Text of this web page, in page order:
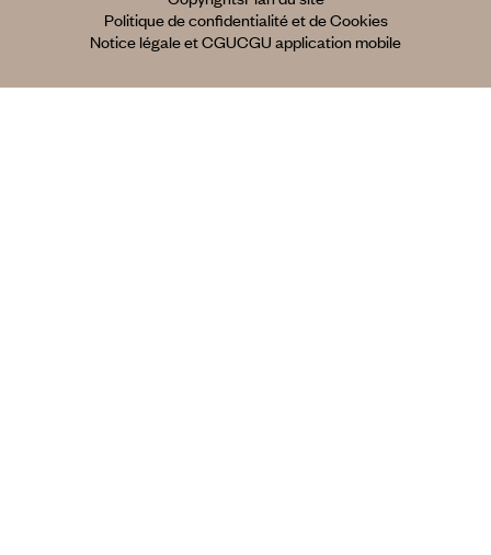
Politique de confidentialité et de Cookies
Notice légale et CGUCGU application mobile